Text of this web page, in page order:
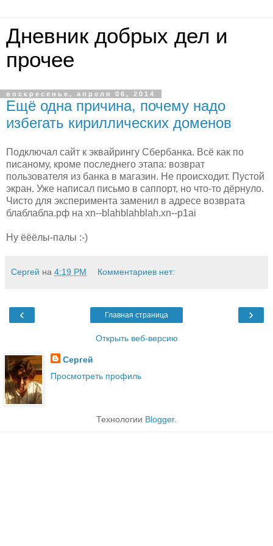
Дневник добрых дел и
прочее
воскресенье, апреля 06, 2014
Ещё одна причина, почему надо
избегать кириллических доменов
Подключал сайт к эквайрингу Сбербанка. Всё как по
писаному, кроме последнего этапа: возврат
пользователя из банка в магазин. Не происходит. Пустой
экран. Уже написал письмо в саппорт, но что-то дёрнуло.
Чисто для эксперимента заменил в адресе возврата
блаблабла.рф на xn--blahblahblah.xn--p1ai
Ну ёёёлы-палы :-)
Сергей на 4:19 PM Комментариев нет:
‹ ›
Главная страница
Открыть веб-версию
Сергей
Просмотреть профиль
Технологии Blogger.